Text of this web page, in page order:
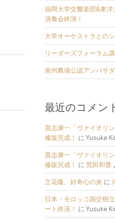
福岡大学交響楽団&東
演奏会終演！
大学オーケストラとの
リーダーズフォーラム
南州農場公認アンバサ
最近のコメン
貴志康一「ヴァイオリ
修版完成！ に Yusuke
貴志康一「ヴァイオリ
修版完成！ に 荒田和豊
立花隆、好奇心の炎 に
日本・モロッコ国交樹
ート終演！ に Yusuke